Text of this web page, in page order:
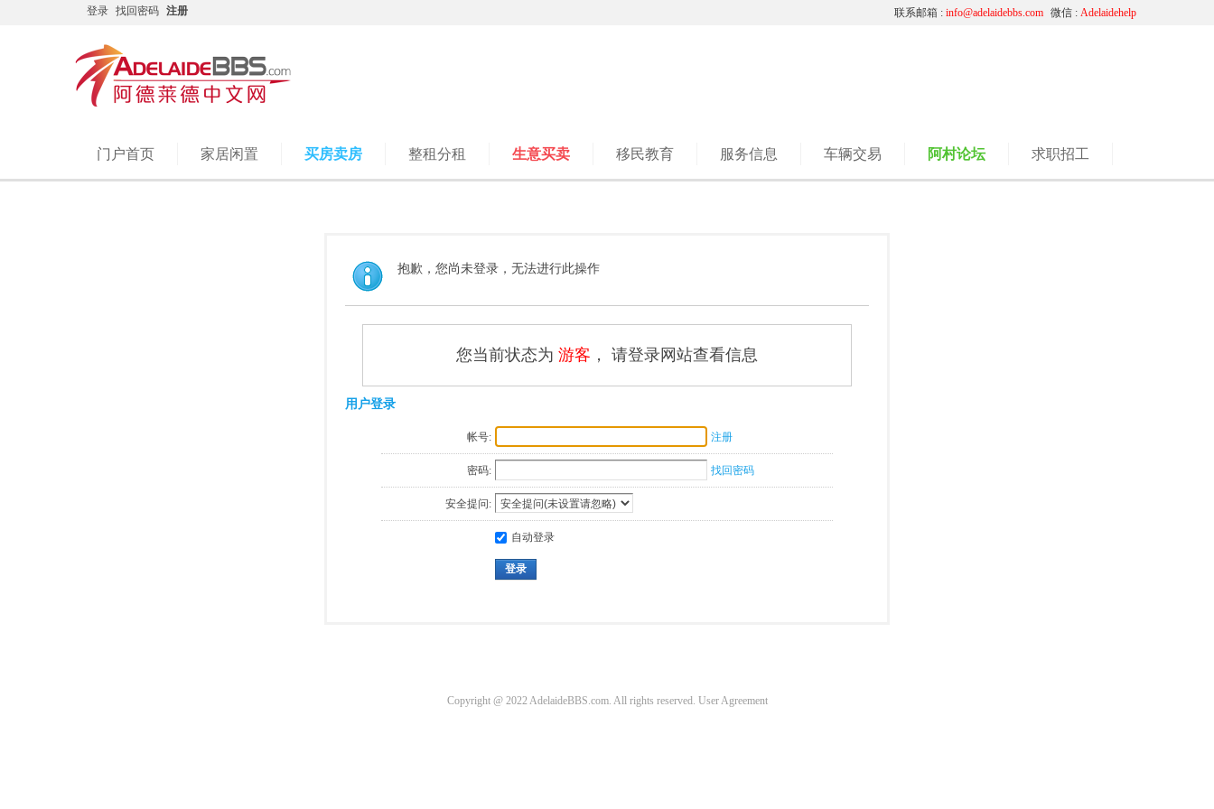
登录 找回密码 注册 微信 : Adelaidehelp
联系邮箱 : info@adelaidebbs.com
门户首页 家居闲置 买房卖房 整租分租 生意买卖 移民教育 服务信息 车辆交易 阿村论坛 求职招工
抱歉，您尚未登录，无法进行此操作
您当前状态为 游客 ， 请登录网站查看信息
用户登录
帐号: 注册
密码: 找回密码
安全提问:
自动登录
登录
Copyright @ 2022 AdelaideBBS.com. All rights reserved. User Agreement